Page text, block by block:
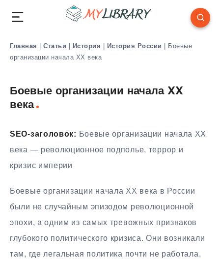
Главная | Статьи | История | История России | Боевые
организации начала XX века
Боевые организации начала XX
века
SEO-заголовок: Боевые организации начала XX
века — революционное подполье, террор и
кризис империи
Боевые организации начала XX века в России
были не случайным эпизодом революционной
эпохи, а одним из самых тревожных признаков
глубокого политического кризиса. Они возникали
там, где легальная политика почти не работала,